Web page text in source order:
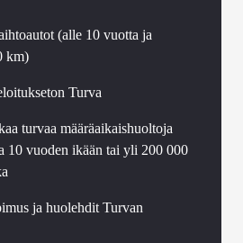
(alle 10 vuotta ja
km)
Turva
turvaa määräaikaishuoltoja
10 vuoden ikään tai yli 200 000
ja huolehdit Turvan